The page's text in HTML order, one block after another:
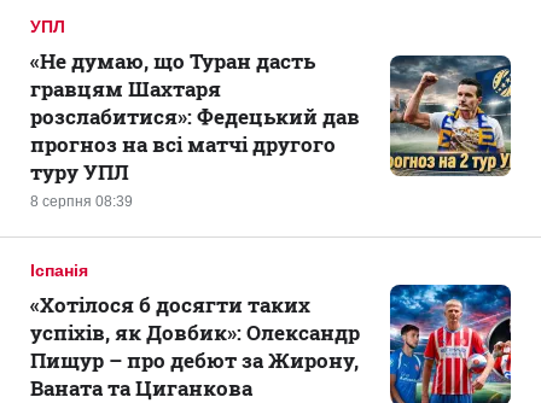
УПЛ
8 серпня 08:39
«Не думаю, що Туран дасть
гравцям Шахтаря
розслабитися»: Федецький дав
прогноз на всі матчі другого
туру УПЛ
Іспанія
«Хотілося б досягти таких
успіхів, як Довбик»: Олександр
Пищур – про дебют за Жирону,
Ваната та Циганкова